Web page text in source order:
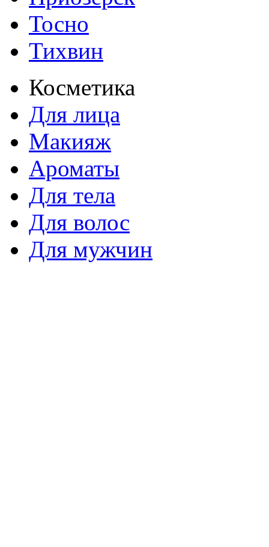
Тосно
Тихвин
Косметика
Для лица
Макияж
Ароматы
Для тела
Для волос
Для мужчин